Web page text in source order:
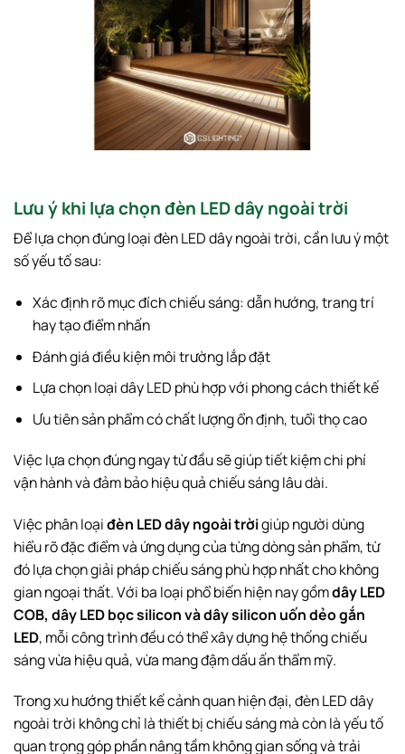
Lưu ý khi lựa chọn đèn LED dây ngoài trời
Để lựa chọn đúng loại đèn LED dây ngoài trời, cần lưu ý một
số yếu tố sau:
Xác định rõ mục đích chiếu sáng: dẫn hướng, trang trí
hay tạo điểm nhấn
Đánh giá điều kiện môi trường lắp đặt
Lựa chọn loại dây LED phù hợp với phong cách thiết kế
Ưu tiên sản phẩm có chất lượng ổn định, tuổi thọ cao
Việc lựa chọn đúng ngay từ đầu sẽ giúp tiết kiệm chi phí
vận hành và đảm bảo hiệu quả chiếu sáng lâu dài.
Việc phân loạiđèn LED dây ngoài trờigiúp người dùng
hiểu rõ đặc điểm và ứng dụng của từng dòng sản phẩm, từ
đó lựa chọn giải pháp chiếu sáng phù hợp nhất cho không
gian ngoại thất. Với ba loại phổ biến hiện nay gồmdây LED
COB, dây LED bọc silicon và dây silicon uốn dẻo gắn
LED, mỗi công trình đều có thể xây dựng hệ thống chiếu
sáng vừa hiệu quả, vừa mang đậm dấu ấn thẩm mỹ.
Trong xu hướng thiết kế cảnh quan hiện đại, đèn LED dây
ngoài trời không chỉ là thiết bị chiếu sáng mà còn là yếu tố
quan trọng góp phần nâng tầm không gian sống và trải